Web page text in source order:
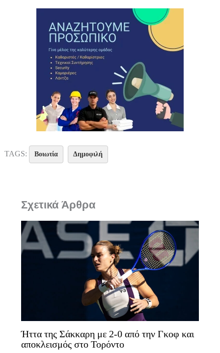
TAGS: Βοιωτία Δημοφιλή
Σχετικά Άρθρα
Ήττα της Σάκκαρη με 2-0 από την Γκοφ και
αποκλεισμός στο Τορόντο